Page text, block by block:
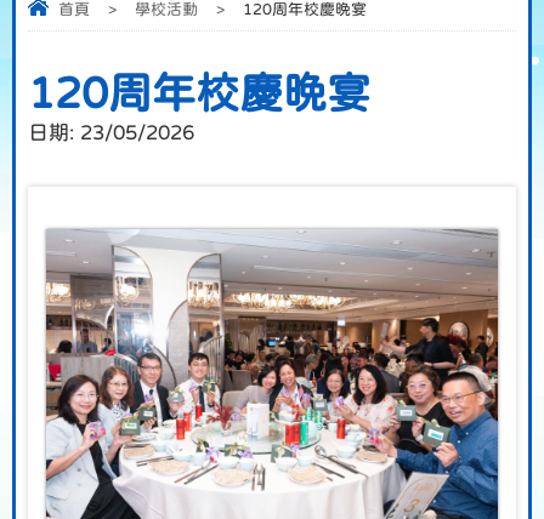
首頁 > 學校活動 > 120周年校慶晚宴
120周年校慶晚宴
日期: 23/05/2026